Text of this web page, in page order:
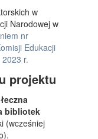
w
Narodowej w
nr
Edukacji
r.
projektu
bibliotek
(wcześniej